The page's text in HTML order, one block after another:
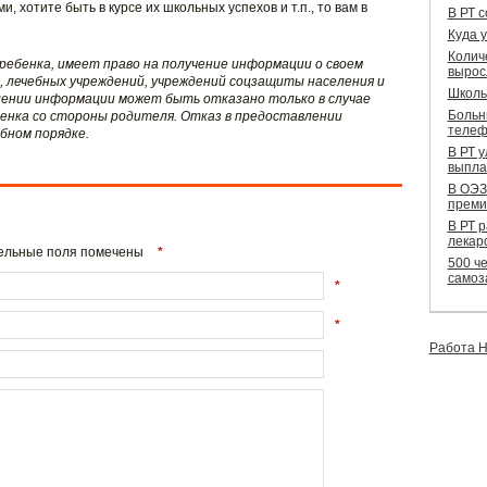
хотите быть в курсе их школьных успехов и т.п., то вам в
имеет право на получение информации о своем
учреждений, учреждений соцзащиты населения и
информации может быть отказано только в случае
со стороны родителя. Отказ в предоставлении
порядке.
поля помечены *
*
*
В РТ
Куда
В РТ
В ОЭЗ
В РТ
500
Работа